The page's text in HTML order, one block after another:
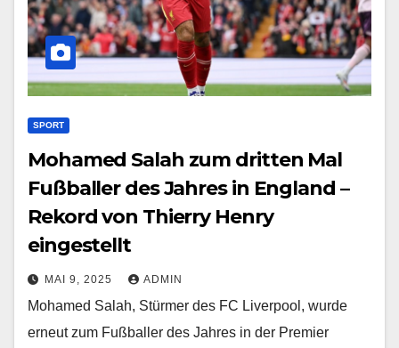
SPORT
Mohamed Salah zum dritten Mal
Fußballer des Jahres in England –
Rekord von Thierry Henry
eingestellt
MAI 9, 2025 ADMIN
Mohamed Salah, Stürmer des FC Liverpool, wurde
erneut zum Fußballer des Jahres in der Premier